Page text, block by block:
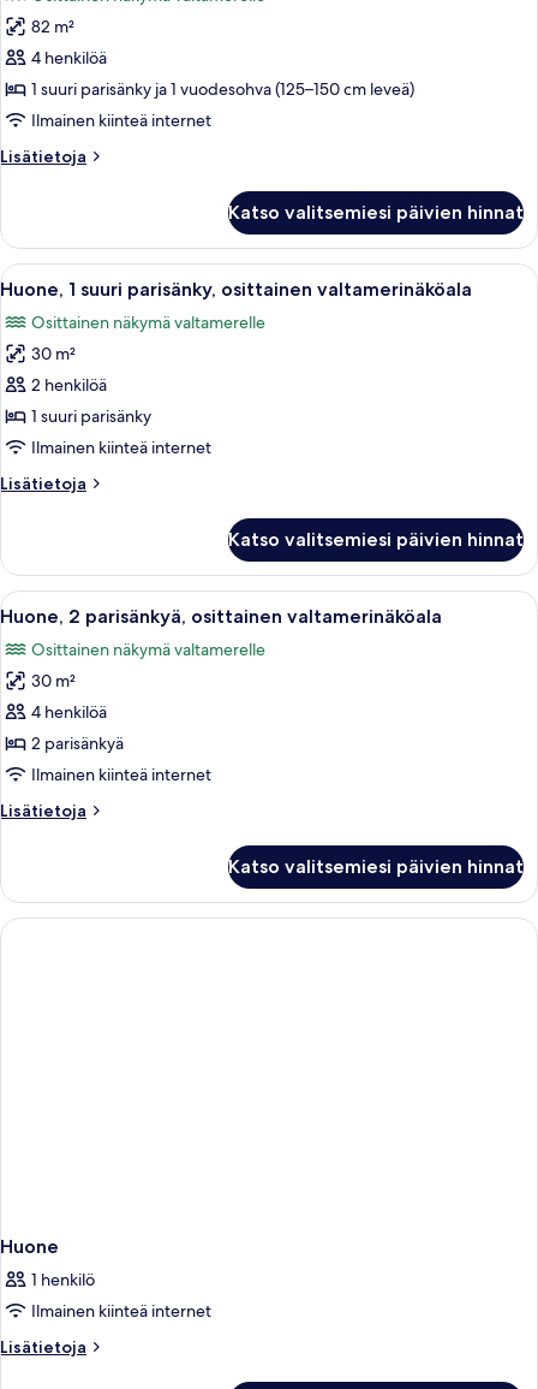
Sviitti,
1
makuuhuone,
osittainen
kuvat
82 m²
4 henkilöä
1 suuri parisänky ja 1 vuodesohva (125–150 cm leveä)
Ilmainen kiinteä internet
Lisätietoja
Lisätietoja
makuuhuone,
osittainen
valtamerinäköala
Katso valitsemiesi päivien hinnat
Avaa
kaikki
huonetyypin
Huone,
1
suuri
parisänky,
valtamerinäköala
Moderni hotellihuone, jossa on
3
Huone, 1 suuri parisänky, osittainen valtamerinäköala
Osittainen näkymä valtamerelle
30 m²
2 henkilöä
1 suuri parisänky
Ilmainen kiinteä internet
Lisätietoja
Lisätietoja
suuri
parisänky,
osittainen
valtamerinäköala
Katso valitsemiesi päivien hinnat
Avaa
kaikki
huonetyypin
Huone,
2
parisänkyä,
osittainen
kuvat
Hotellihuone, jossa on kaksi
4
Huone, 2 parisänkyä, osittainen valtamerinäköala
Osittainen näkymä valtamerelle
30 m²
4 henkilöä
2 parisänkyä
Ilmainen kiinteä internet
Lisätietoja
Lisätietoja
parisänkyä,
osittainen
valtamerinäköala
Katso valitsemiesi päivien hinnat
Huone
1 henkilö
Ilmainen kiinteä internet
Lisätietoja
Lisätietoja